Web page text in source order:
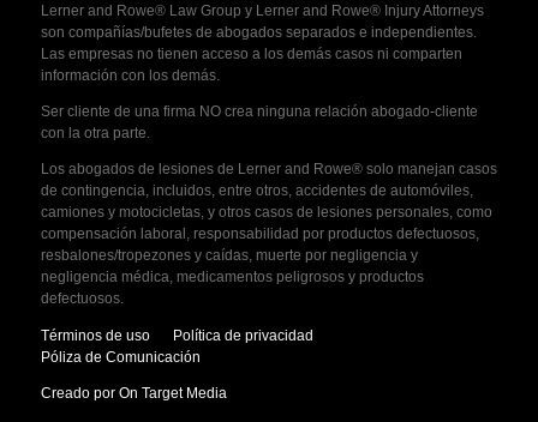
Lerner and Rowe® Law Group y Lerner and Rowe® Injury Attorneys
son compañías/bufetes de abogados separados e independientes.
Las empresas no tienen acceso a los demás casos ni comparten
información con los demás.
Ser cliente de una firma NO crea ninguna relación abogado-cliente
con la otra parte.
Los abogados de lesiones de Lerner and Rowe® solo manejan casos
de contingencia, incluidos, entre otros, accidentes de automóviles,
camiones y motocicletas, y otros casos de lesiones personales, como
compensación laboral, responsabilidad por productos defectuosos,
resbalones/tropezones y caídas, muerte por negligencia y
negligencia médica, medicamentos peligrosos y productos
defectuosos.
Términos de uso
Política de privacidad
Póliza de Comunicación
Creado por On Target Media